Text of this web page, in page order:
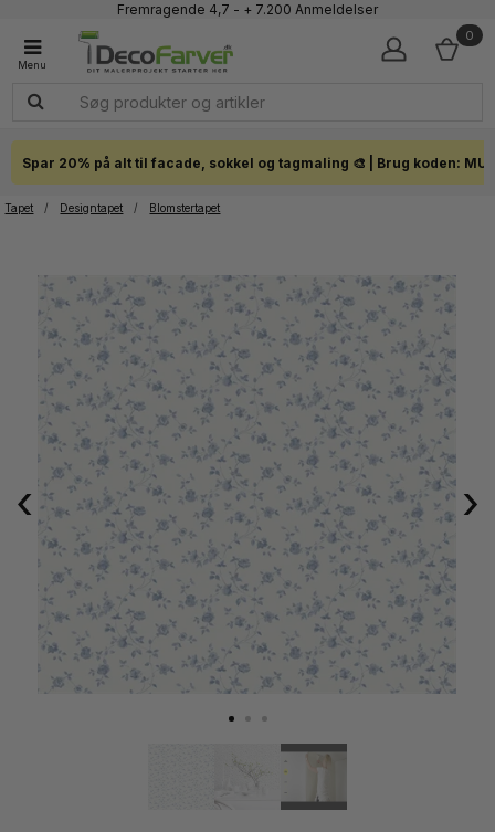
Faglig kundeservice 60 56 57 50
Click & Collect i hele landet
0
Spar 20% på alt til facade, sokkel og tagmaling 🎨 | Brug koden:
Tapet / Designtapet / Blomstertapet
‹ ›